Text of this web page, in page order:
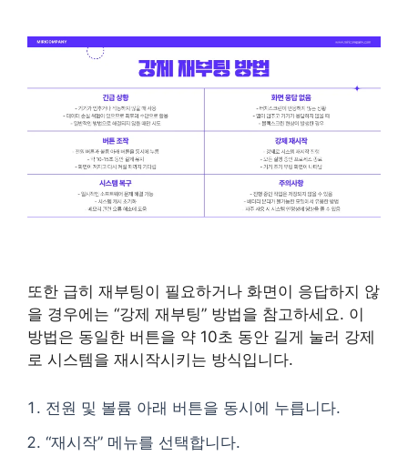
또한 급히 재부팅이 필요하거나 화면이 응답하지 않
을 경우에는 “강제 재부팅” 방법을 참고하세요. 이
방법은 동일한 버튼을 약 10초 동안 길게 눌러 강제
로 시스템을 재시작시키는 방식입니다.
전원 및 볼륨 아래 버튼을 동시에 누릅니다.
“재시작” 메뉴를 선택합니다.